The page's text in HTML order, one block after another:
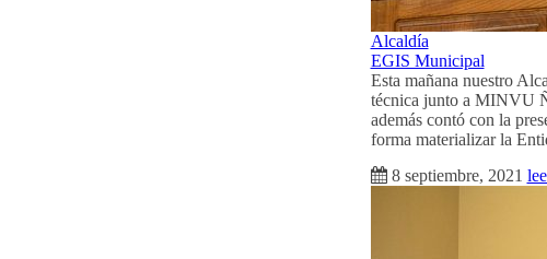
Alcaldía
EGIS Municipal
Esta mañana nuestro
técnica junto a MINVU
además contó con la
forma materializar la
8 septiembre, 2021